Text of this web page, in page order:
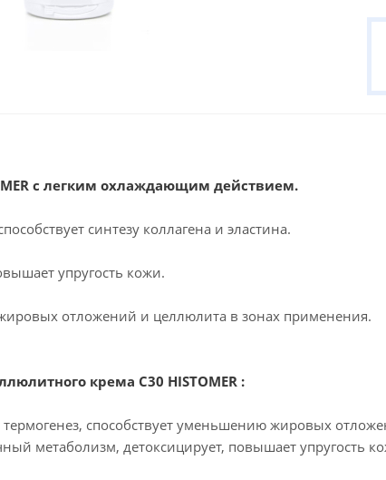
с легким охлаждающим действием.
синтезу коллагена и эластина.
упругость кожи.
отложений и целлюлита в зонах применения.
крема C30 HISTOMER :
термогенез, способствует уменьшению жировых
метаболизм, детоксицирует, повышает упругость